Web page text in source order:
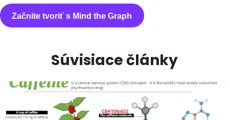
Začnite tvoriť s Mind the Graph
Súvisiace články